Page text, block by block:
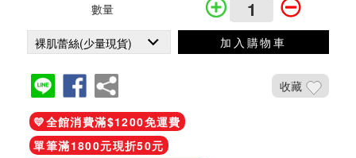
數量
加入購物車
收藏
💛全館消費滿$1200免運費
單筆滿1800元現折50元